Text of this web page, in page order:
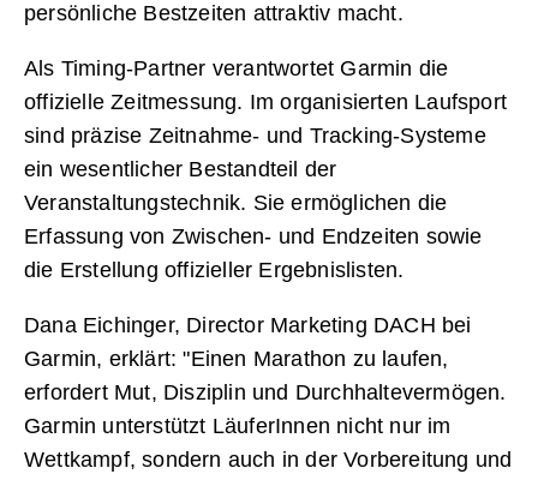
persönliche Bestzeiten attraktiv macht.
Als Timing-Partner verantwortet Garmin die
offizielle Zeitmessung. Im organisierten Laufsport
sind präzise Zeitnahme- und Tracking-Systeme
ein wesentlicher Bestandteil der
Veranstaltungstechnik. Sie ermöglichen die
Erfassung von Zwischen- und Endzeiten sowie
die Erstellung offizieller Ergebnislisten.
Dana Eichinger, Director Marketing DACH bei
Garmin, erklärt: "Einen Marathon zu laufen,
erfordert Mut, Disziplin und Durchhaltevermögen.
Garmin unterstützt LäuferInnen nicht nur im
Wettkampf, sondern auch in der Vorbereitung und